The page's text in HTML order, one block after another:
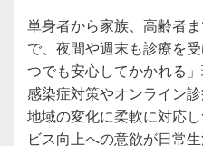
単身者から家族、高齢者
で、夜間や週末も診療を
つでも安心してかかれる
感染症対策やオンライン
地域の変化に柔軟に対応
ビス向上への意欲が日常